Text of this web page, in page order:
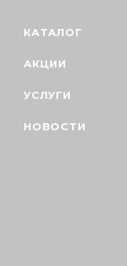
КАТАЛОГ
АКЦИИ
УСЛУГИ
НОВОСТИ